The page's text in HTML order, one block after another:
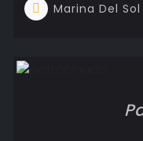
Marina Del Sol